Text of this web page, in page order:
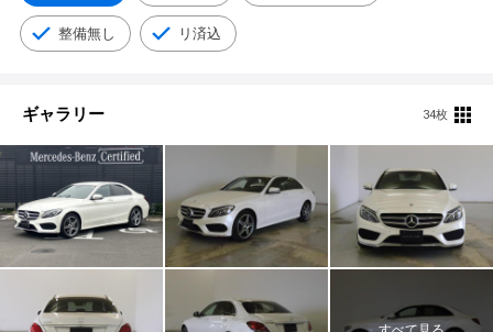
整備無し リ済込
ギャラリー 34枚